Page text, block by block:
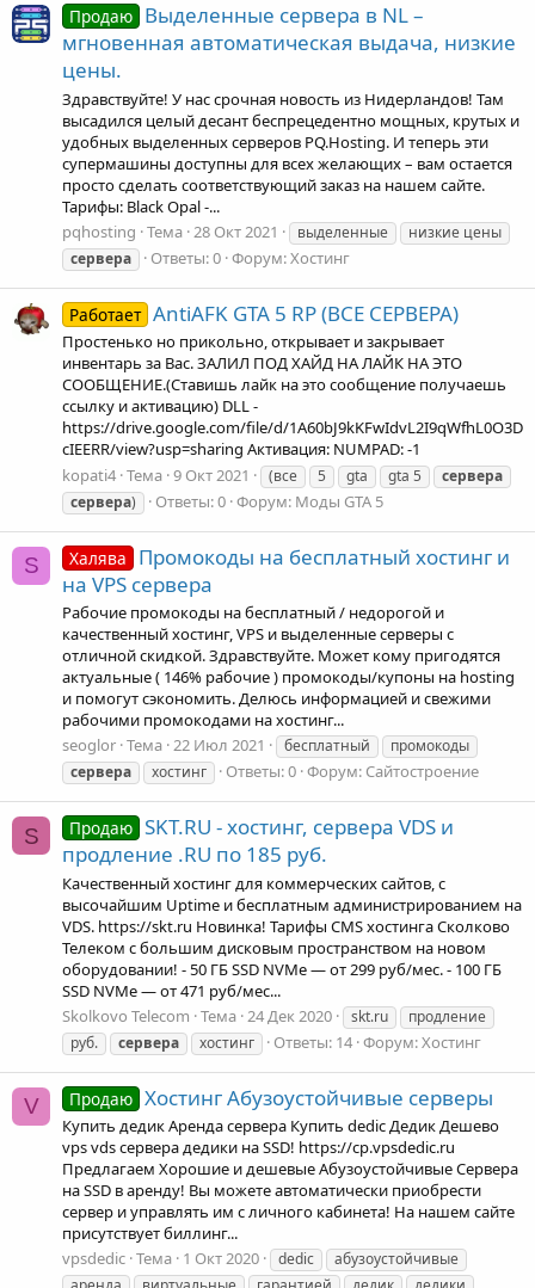
Продаю Выделенные сервера в NL –
мгновенная автоматическая выдача, низкие
цены.
Здравствуйте! У нас срочная новость из Нидерландов! Там
высадился целый десант беспрецедентно мощных, крутых и
удобных выделенных серверов PQ.Hosting. И теперь эти
супермашины доступны для всех желающих – вам остается
просто сделать соответствующий заказ на нашем сайте.
Тарифы: Black Opal -...
pqhosting Тема 28 Окт 2021 выделенные
низкие цены
сервера
Ответы: 0 Форум:Хостинг
Работает AntiAFK GTA 5 RP (ВСЕ СЕРВЕРА)
Простенько но прикольно, открывает и закрывает
инвентарь за Вас. ЗАЛИЛ ПОД ХАЙД НА ЛАЙК НА ЭТО
СООБЩЕНИЕ.(Ставишь лайк на это сообщение получаешь
ссылку и активацию) DLL -
https://drive.google.com/file/d/1A60bJ9kKFwIdvL2I9qWfhL0O3D
cIEERR/view?usp=sharing Активация: NUMPAD: -1
kopati4 Тема 9 Окт 2021 (все 5 gta gta 5
сервера
сервера) Ответы: 0 Форум: Моды GTA 5
S Халява
Промокоды на бесплатный хостинг и
на VPS сервера
Рабочие промокоды на бесплатный / недорогой и
качественный хостинг, VPS и выделенные серверы с
отличной скидкой. Здравствуйте. Может кому пригодятся
актуальные ( 146% рабочие ) промокоды/купоны на hosting
и помогут сэкономить. Делюсь информацией и свежими
рабочими промокодами на хостинг...
seoglor Тема 22 Июл 2021 бесплатный
промокоды
сервера
хостинг Ответы: 0 Форум: Сайтостроение
S Продаю SKT.RU - хостинг, сервера VDS и
продление .RU по 185 руб.
Качественный хостинг для коммерческих сайтов, с
высочайшим Uptime и бесплатным администрированием на
VDS. https://skt.ru Новинка! Тарифы CMS хостинга Сколково
Телеком с большим дисковым пространством на новом
оборудовании! - 50 ГБ SSD NVMe — от 299 руб/мес. - 100 ГБ
SSD NVMe — от 471 руб/мес...
Skolkovo Telecom Тема 24 Дек 2020 skt.ru
продление
руб.
сервера хостинг Ответы: 14 Форум:Хостинг
V Продаю Хостинг Абузоустойчивые серверы
Купить дедик Аренда сервера Купить dedic Дедик Дешево
vps vds сервера дедики на SSD! https://cp.vpsdedic.ru
Предлагаем Хорошие и дешевые Абузоустойчивые Сервера
на SSD в аренду! Вы можете автоматически приобрести
сервер и управлять им с личного кабинета! На нашем сайте
присутствует биллинг...
vpsdedic Тема 1 Окт 2020 dedic
абузоустойчивые